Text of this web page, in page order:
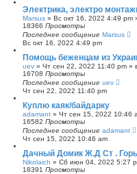
Электрика, электро
Marsus » Вс окт 16, 2022 4:49 pm
18366 Просмотры
Последнее сообщение Marsus
Вс окт 16, 2022 4:49 pm
Помощь беженцам из
uev » Чт сен 22, 2022 11:40 pm »
16708 Просмотры
Последнее сообщение uev
Чт сен 22, 2022 11:40 pm
Куплю каяк/байдарку
adamant » Чт сен 15, 2022 10:46
16582 Просмотры
Последнее сообщение adamant
Чт сен 15, 2022 10:46 am
Дачный Домик Ж.Д Ст .
Nikolaich » Сб июн 04, 2022 5:27
18391 Просмотры